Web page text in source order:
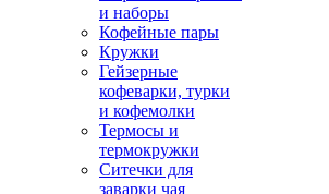
и наборы
Кофейные пары
Кружки
Гейзерные
кофеварки, турки
и кофемолки
Термосы и
термокружки
Ситечки для
заварки чая